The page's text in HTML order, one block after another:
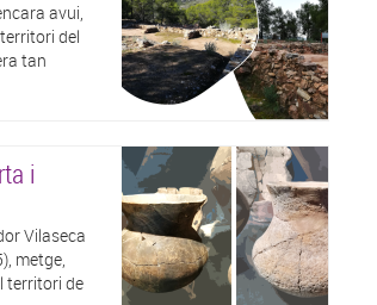
avui,
del
tan
i
Vilaseca
metge,
territori de